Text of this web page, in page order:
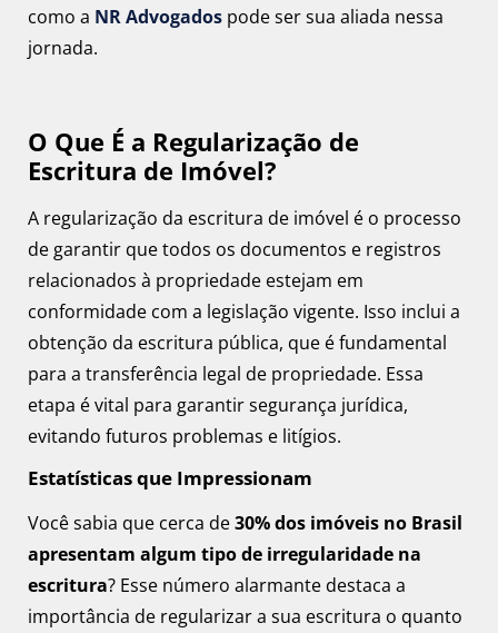
como a NR Advogados pode ser sua aliada nessa
jornada.
O Que É a Regularização de
Escritura de Imóvel?
A regularização da escritura de imóvel é o processo
de garantir que todos os documentos e registros
relacionados à propriedade estejam em
conformidade com a legislação vigente. Isso inclui a
obtenção da escritura pública, que é fundamental
para a transferência legal de propriedade. Essa
etapa é vital para garantir segurança jurídica,
evitando futuros problemas e litígios.
Estatísticas que Impressionam
Você sabia que cerca de30% dos imóveis no Brasil
apresentam algum tipo de irregularidade na
escritura? Esse número alarmante destaca a
importância de regularizar a sua escritura o quanto